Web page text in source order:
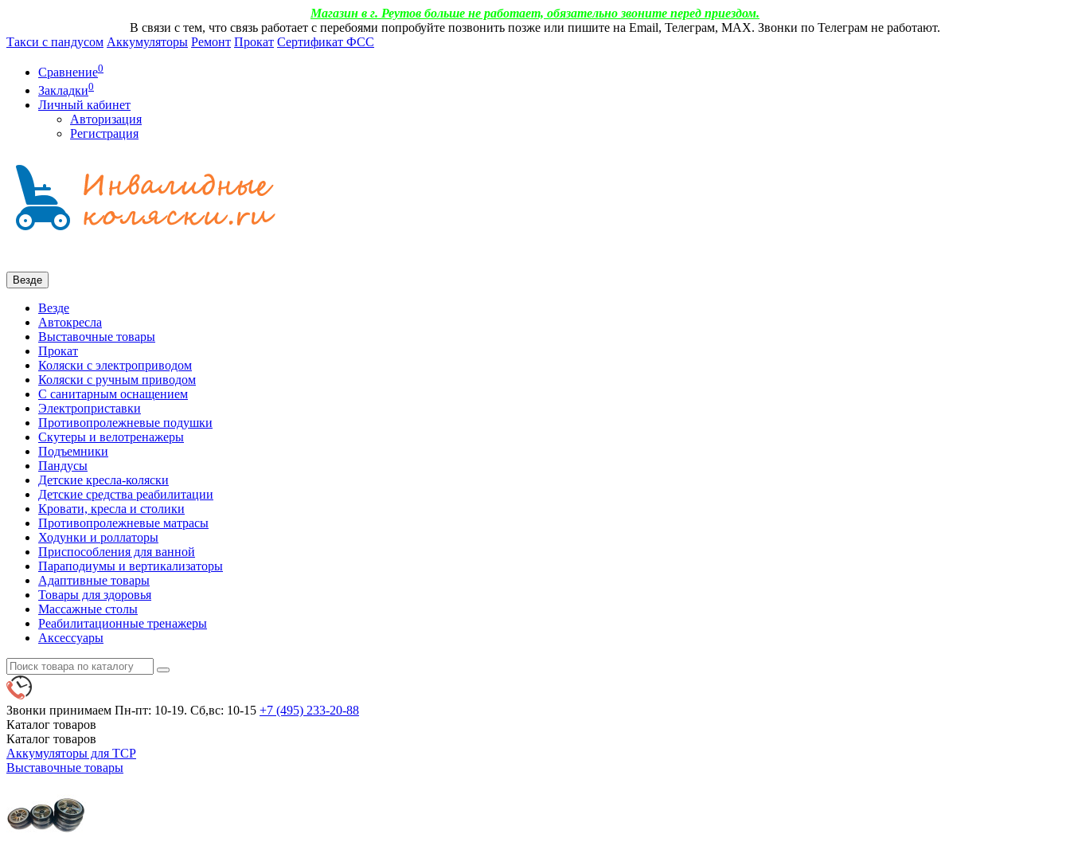
Магазин в г. Реутов больше не работает, обязательно звоните перед приездом.
В связи с тем, что связь работает с перебоями попробуйте позвонить позже или пишите на Email, Телеграм, МАХ. Звонки по Телеграм не работают.
Такси с пандусом Аккумуляторы Ремонт Прокат Сертификат ФСС
Сравнение0
Закладки0
Личный кабинет
Авторизация
Регистрация
Везде
Везде
Автокресла
Выставочные товары
Прокат
Коляски с электроприводом
Коляски с ручным приводом
С санитарным оснащением
Электроприставки
Противопролежневые подушки
Скутеры и велотренажеры
Подъемники
Пандусы
Детские кресла-коляски
Детские средства реабилитации
Кровати, кресла и столики
Противопролежневые матрасы
Ходунки и роллаторы
Приспособления для ванной
Параподиумы и вертикализаторы
Адаптивные товары
Товары для здоровья
Массажные столы
Реабилитационные тренажеры
Аксессуары
Звонки принимаем Пн-пт: 10-19. Сб,вс: 10-15 +7 (495) 233-20-88
Каталог товаров
Каталог товаров
Аккумуляторы для ТСР
Выставочные товары